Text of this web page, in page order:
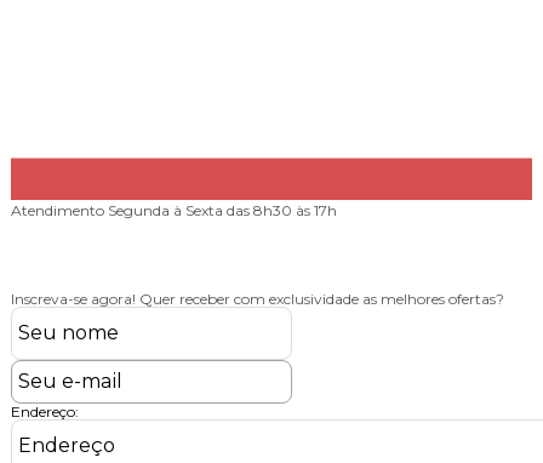
Atendimento Segunda à Sexta das 8h30 às 17h
Inscreva-se agora! Quer receber com exclusividade as melhores ofertas?
Endereço: